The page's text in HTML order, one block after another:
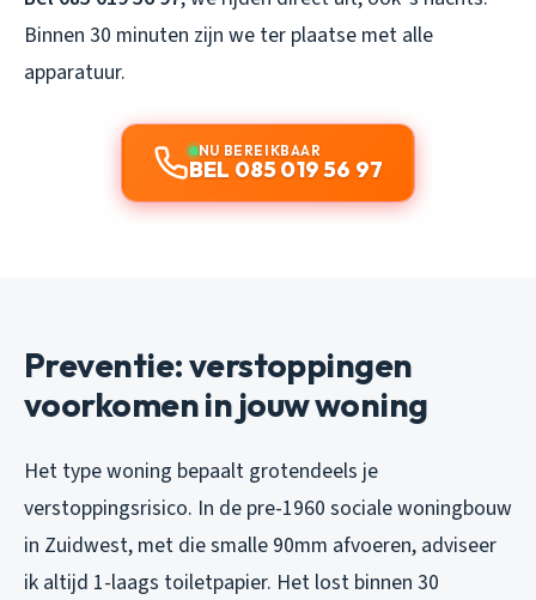
Binnen 30 minuten zijn we ter plaatse met alle
apparatuur.
NU BEREIKBAAR
BEL 085 019 56 97
Preventie: verstoppingen
voorkomen in jouw woning
Het type woning bepaalt grotendeels je
verstoppingsrisico. In de pre-1960 sociale woningbouw
in Zuidwest, met die smalle 90mm afvoeren, adviseer
ik altijd 1-laags toiletpapier. Het lost binnen 30